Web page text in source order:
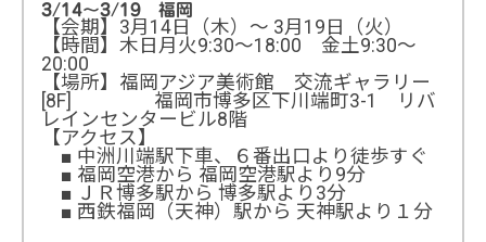
3/14～3/19 福岡
【会期】3月14日（木）～ 3月19日（火）
【時間】木日月火9:30～18:00 金土9:30～
20:00
【場所】福岡アジア美術館 交流ギャラリー
[8F] 福岡市博多区下川端町3-1 リバ
レインセンタービル8階
【アクセス】
■ 中洲川端駅下車、６番出口より徒歩すぐ
■ 福岡空港から 福岡空港駅より9分
■ ＪＲ博多駅から 博多駅より3分
■ 西鉄福岡（天神）駅から 天神駅より１分